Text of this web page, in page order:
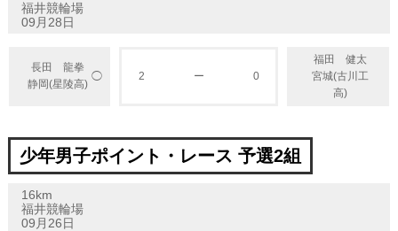
福井競輪場
09月28日
長田 龍拳
静岡(星陵高)
◯ 2 ー 0
福田 健太
宮城(古川工
高)
少年男子ポイント・レース 予選2組
16km
福井競輪場
09月26日